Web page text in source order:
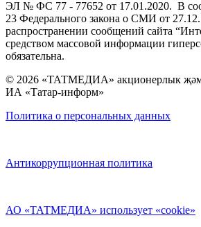
ЭЛ № ФС 77 - 77652 от 17.01.2020. В
23 Федерального закона о СМИ от
распространении сообщений сайта
средством массовой информации
обязательна.
© 2026 «ТАТМЕДИА» акционерлык
ИА «Татар-информ»
Политика о персональных данных
Антикоррупционная политика
АО «ТАТМЕДИА» использует «cookie»